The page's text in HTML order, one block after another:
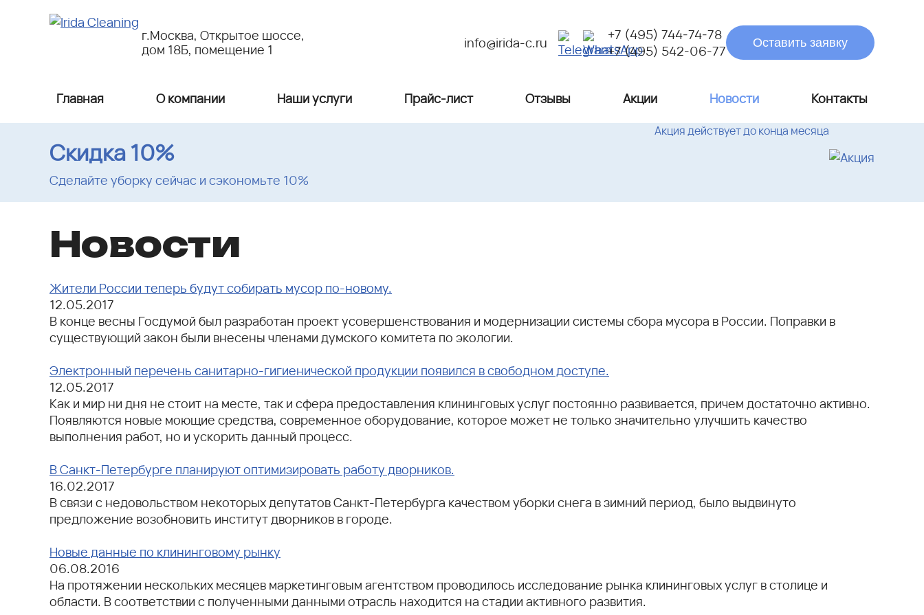
г.Москва, Открытое шоссе,
дом 18Б, помещение 1
info@irida-c.ru
+7 (495) 744-74-78
+7 (495) 542-06-77
Оставить заявку
Главная О компании Наши услуги Прайс-лист Отзывы Акции Новости Контакты
Скидка 10%
Сделайте уборку сейчас и сэкономьте 10%
Акция действует до конца месяца
Новости
Жители России теперь будут собирать мусор по-новому.
12.05.2017
В конце весны Госдумой был разработан проект усовершенствования и модернизации системы сбора мусора в России. Поправки в
существующий закон были внесены членами думского комитета по экологии.
Электронный перечень санитарно-гигиенической продукции появился в свободном доступе.
12.05.2017
Как и мир ни дня не стоит на месте, так и сфера предоставления клининговых услуг постоянно развивается, причем достаточно активно.
Появляются новые моющие средства, современное оборудование, которое может не только значительно улучшить качество
выполнения работ, но и ускорить данный процесс.
В Санкт-Петербурге планируют оптимизировать работу дворников.
16.02.2017
В связи с недовольством некоторых депутатов Санкт-Петербурга качеством уборки снега в зимний период, было выдвинуто
предложение возобновить институт дворников в городе.
Новые данные по клининговому рынку
06.08.2016
На протяжении нескольких месяцев маркетинговым агентством проводилось исследование рынка клининговых услуг в столице и
области. В соответствии с полученными данными отрасль находится на стадии активного развития.